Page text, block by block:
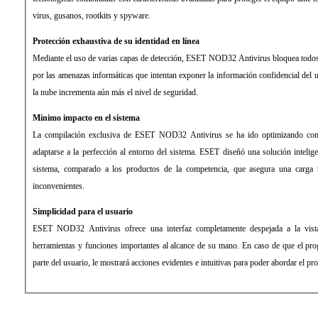
virus, gusanos, rootkits y spyware.
Protección exhaustiva de su identidad en línea
Mediante el uso de varias capas de detección, ESET NOD32 Antivirus bloquea
por las amenazas informáticas que intentan exponer la información confidencial del
la nube incrementa aún más el nivel de seguridad.
Mínimo impacto en el sistema
La compilación exclusiva de ESET NOD32 Antivirus se ha ido optimizando
adaptarse a la perfección al entorno del sistema. ESET diseñó una solución
sistema, comparado a los productos de la competencia, que asegura una
inconvenientes.
Simplicidad para el usuario
ESET NOD32 Antivirus ofrece una interfaz completamente despejada a la
herramientas y funciones importantes al alcance de su mano. En caso de que el
parte del usuario, le mostrará acciones evidentes e intuitivas para poder abordar el